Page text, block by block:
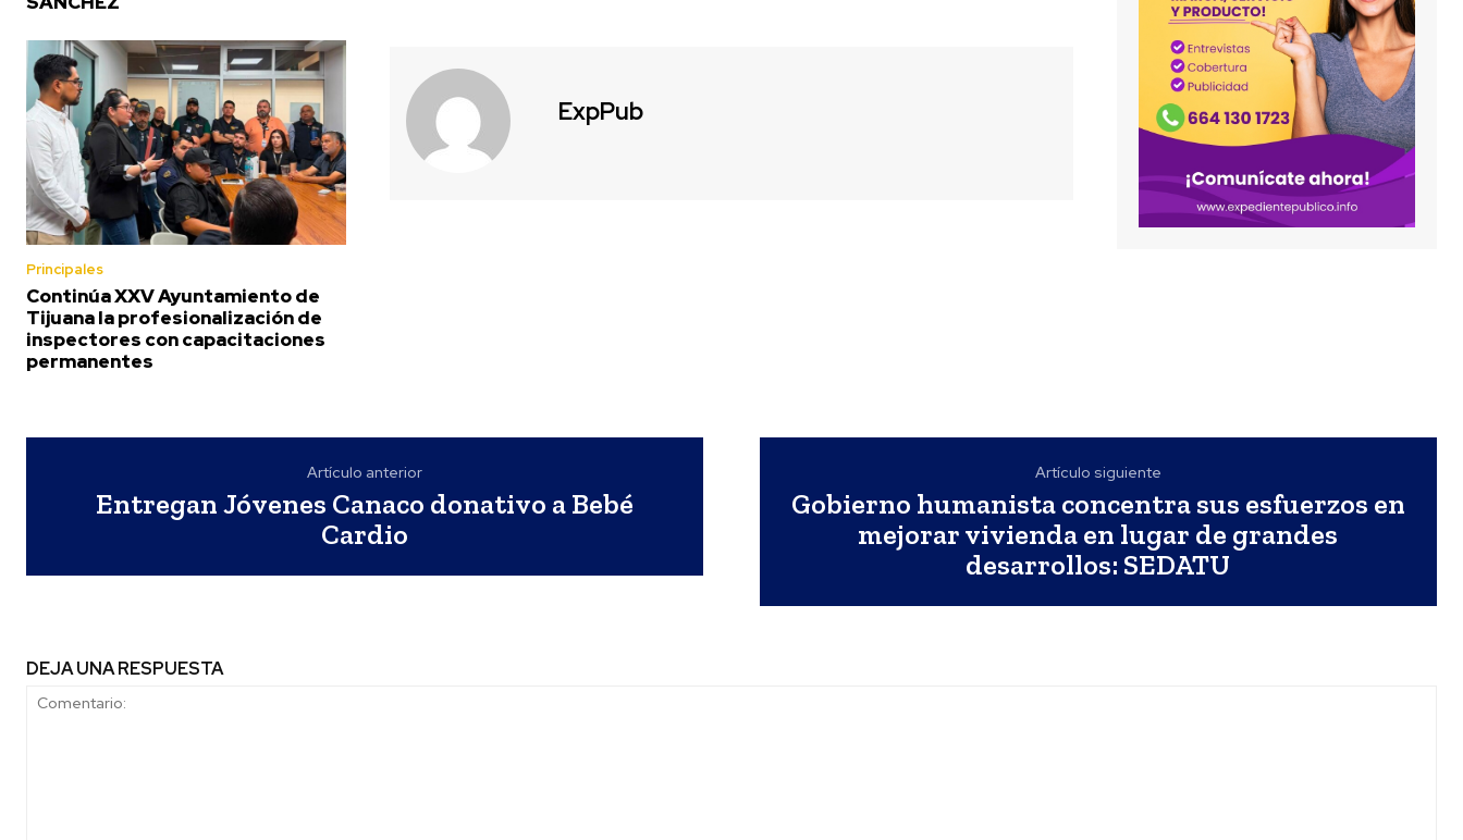
Principales
Continúa XXV Ayuntamiento de
Tijuana la profesionalización de
inspectores con capacitaciones
permanentes
ExpPub
Artículo anterior
Entregan Jóvenes Canaco donativo a Bebé
Cardio
Artículo siguiente
Gobierno humanista concentra sus esfuerzos en
mejorar vivienda en lugar de grandes
desarrollos: SEDATU
DEJA UNA RESPUESTA